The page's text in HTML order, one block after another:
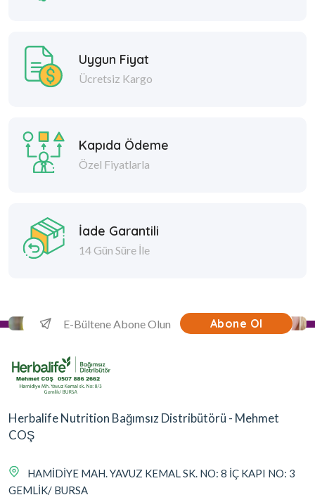
Uygun Fiyat
Ücretsiz Kargo
Kapıda Ödeme
Özel Fiyatlarla
İade Garantili
14 Gün Süre İle
Abone Ol
Herbalife Nutrition Bağımsız Distribütörü - Mehmet
COŞ
HAMİDİYE MAH. YAVUZ KEMAL SK. NO: 8 İÇ KAPI NO: 3
GEMLİK/ BURSA